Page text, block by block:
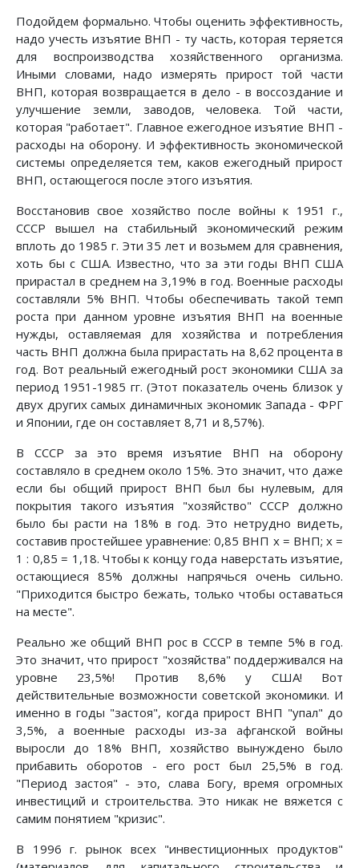
Подойдем фоpмально. Чтобы оценить эффективность,
надо учесть изъятие ВНП - ту часть, которая теряется
для воспроизводства хозяйственного организма.
Иными словами, надо измерять прирост той части
ВНП, которая возвращается в дело - в воссоздание и
улучшение земли, заводов, человека. Той части,
которая "работает". Главное ежегодное изъятие ВНП -
расходы на оборону. И эффективность экономической
системы определяется тем, каков ежегодный прирост
ВНП, остающегося после этого изъятия.
Восстановив свое хозяйство после войны к 1951 г.,
СССР вышел на стабильный экономический режим
вплоть до 1985 г. Эти 35 лет и возьмем для сравнения,
хоть бы с США. Известно, что за эти годы ВНП США
прирастал в среднем на 3,19% в год. Военные расходы
составляли 5% ВНП. Чтобы обеспечивать такой темп
роста при данном уровне изъятия ВНП на военные
нужды, оставляемая для хозяйства и потребления
часть ВНП должна была прирастать на 8,62 процента в
год. Вот реальный ежегодный рост экономики США за
период 1951-1985 гг. (Этот показатель очень близок у
двух других самых динамичных экономик Запада - ФРГ
и Японии, где он составляет 8,71 и 8,57%).
В СССР за это время изъятие ВНП на оборону
составляло в среднем около 15%. Это значит, что даже
если бы общий прирост ВНП был бы нулевым, для
покрытия такого изъятия "хозяйство" СССР должно
было бы расти на 18% в год. Это нетрудно видеть,
составив простейшее уравнение: 0,85 ВНП х = ВНП; х =
1 : 0,85 = 1,18. Чтобы к концу года наверстать изъятие,
остающиеся 85% должны напрячься очень сильно.
"Приходится быстро бежать, только чтобы оставаться
на месте".
Реально же общий ВНП рос в СССР в темпе 5% в год.
Это значит, что прирост "хозяйства" поддерживался на
уровне 23,5%! Против 8,6% у США! Вот
действительные возможности советской экономики. И
именно в годы "застоя", когда прирост ВНП "упал" до
3,5%, а военные расходы из-за афганской войны
выросли до 18% ВНП, хозяйство вынуждено было
прибавить оборотов - его рост был 25,5% в год.
"Пеpиод застоя" - это, слава Богу, вpемя огpомных
инвестиций и стpоительства. Это никак не вяжется с
самим понятием "кpизис".
В 1996 г. рынок всех "инвестиционных продуктов"